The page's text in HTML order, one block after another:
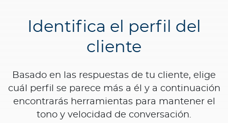
Identifica el perfil del
cliente
Basado en las respuestas de tu cliente, elige
cuál perfil se parece más a él y a continuación
encontrarás herramientas para mantener el
tono y velocidad de conversación.